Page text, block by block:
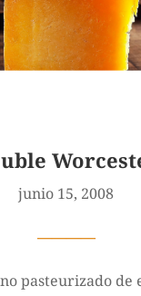
junio 15, 2008
————
pasteurizado de